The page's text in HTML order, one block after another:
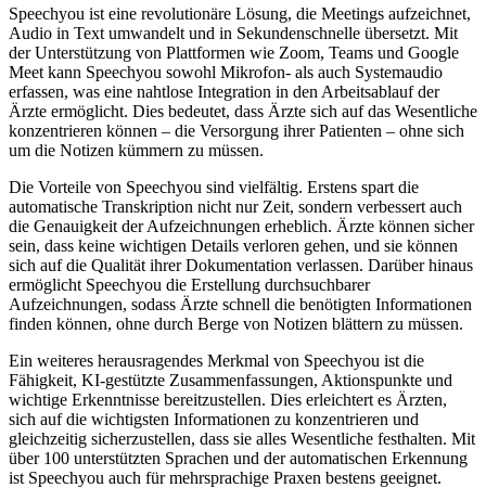
Speechyou ist eine revolutionäre Lösung, die Meetings aufzeichnet,
Audio in Text umwandelt und in Sekundenschnelle übersetzt. Mit
der Unterstützung von Plattformen wie Zoom, Teams und Google
Meet kann Speechyou sowohl Mikrofon- als auch Systemaudio
erfassen, was eine nahtlose Integration in den Arbeitsablauf der
Ärzte ermöglicht. Dies bedeutet, dass Ärzte sich auf das Wesentliche
konzentrieren können – die Versorgung ihrer Patienten – ohne sich
um die Notizen kümmern zu müssen.
Die Vorteile von Speechyou sind vielfältig. Erstens spart die
automatische Transkription nicht nur Zeit, sondern verbessert auch
die Genauigkeit der Aufzeichnungen erheblich. Ärzte können sicher
sein, dass keine wichtigen Details verloren gehen, und sie können
sich auf die Qualität ihrer Dokumentation verlassen. Darüber hinaus
ermöglicht Speechyou die Erstellung durchsuchbarer
Aufzeichnungen, sodass Ärzte schnell die benötigten Informationen
finden können, ohne durch Berge von Notizen blättern zu müssen.
Ein weiteres herausragendes Merkmal von Speechyou ist die
Fähigkeit, KI-gestützte Zusammenfassungen, Aktionspunkte und
wichtige Erkenntnisse bereitzustellen. Dies erleichtert es Ärzten,
sich auf die wichtigsten Informationen zu konzentrieren und
gleichzeitig sicherzustellen, dass sie alles Wesentliche festhalten. Mit
über 100 unterstützten Sprachen und der automatischen Erkennung
ist Speechyou auch für mehrsprachige Praxen bestens geeignet.